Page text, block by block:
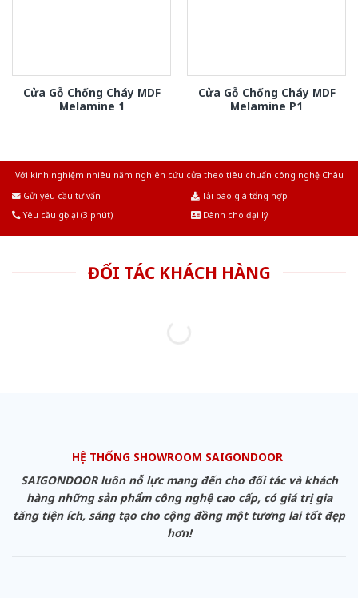
Cửa Gỗ Chống Cháy MDF
Melamine 1
Cửa Gỗ Chống Cháy MDF
Melamine P1
Với kinh nghiệm nhiêu năm nghiên cứu cửa theo tiêu chuẩn công nghệ Châu
Gửi yêu cầu tư vấn
Tải báo giá tổng hợp
Yêu cầu gọi lại (3 phút)
Dành cho đại lý
ĐỐI TÁC KHÁCH HÀNG
HỆ THỐNG SHOWROOM SAIGONDOOR
SAIGONDOOR luôn nỗ lực mang đến cho đối tác và khách
hàng những sản phẩm công nghệ cao cấp, có giá trị gia
tăng tiện ích, sáng tạo cho cộng đồng một tương lai tốt đẹp
hơn!